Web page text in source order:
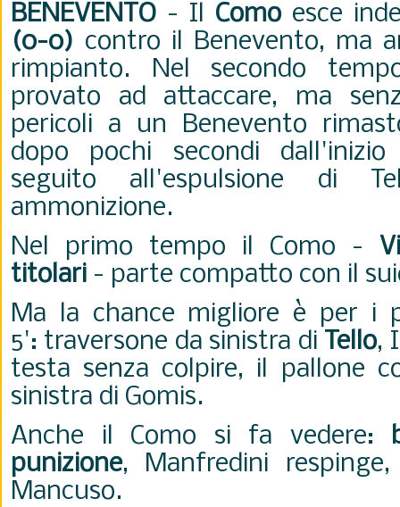
BENEVENTO - Il Comoesce
(0-0) contro il Benevento, ma
rimpianto. Nel secondo
provato ad attaccare, ma
pericoli a un Benevento
dopo pochi secondi
seguito all'espulsione di
ammonizione.
Nel primo tempo il Como -
titolari - parte compatto con il
Ma la chance migliore è per i
5': traversone da sinistra di Tello,
testa senza colpire, il pallone
sinistra di Gomis.
Anche il Como si fa vedere:
punizione, Manfredini
Mancuso.